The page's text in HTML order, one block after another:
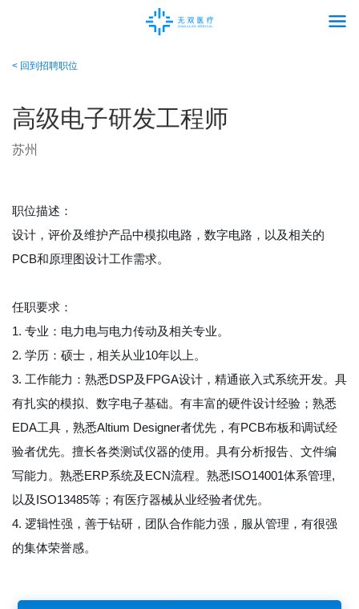
< 回到招聘职位
高级电子研发工程师
苏州
职位描述：
设计，评价及维护产品中模拟电路，数字电路，以及相关的
PCB和原理图设计工作需求。
任职要求：
1. 专业：电力电与电力传动及相关专业。
2. 学历：硕士，相关从业10年以上。
3. 工作能力：熟悉DSP及FPGA设计，精通嵌入式系统开发。具
有扎实的模拟、数字电子基础。有丰富的硬件设计经验；熟悉
EDA工具，熟悉Altium Designer者优先，有PCB布板和调试经
验者优先。擅长各类测试仪器的使用。具有分析报告、文件编
写能力。熟悉ERP系统及ECN流程。熟悉ISO14001体系管理,
以及ISO13485等；有医疗器械从业经验者优先。
4. 逻辑性强，善于钻研，团队合作能力强，服从管理，有很强
的集体荣誉感。